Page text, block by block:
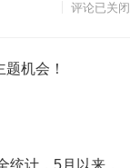
评论已关闭
机会！
计，5月以来，